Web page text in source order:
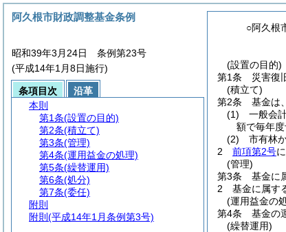
○阿久根
(設置の目的)
第1条
災害復
(積立て)
第2条
基金は
(1)
一般会
額で毎年
(2)
市有林
2
前項第2号
(管理)
第3条
基金に
2
基金に属す
(運用益金の
第4条
基金の
(繰替運用)
阿久根市財政調整基金条例
昭和39年3月24日 条例第23号
(平成14年1月8日施行)
条項目次
沿革
本則
第1条(設置の目的)
第2条(積立て)
第3条(管理)
第4条(運用益金の処理)
第5条(繰替運用)
第6条(処分)
第7条(委任)
附則
附則 (平成14年1月条例第3号)